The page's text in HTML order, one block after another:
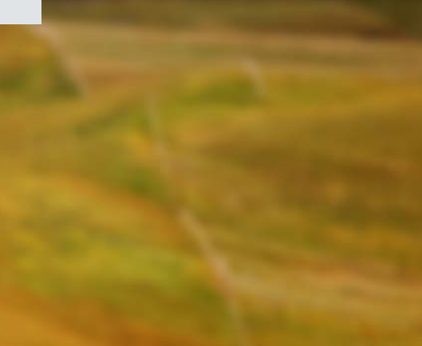
Symbole
du
gouvernement
du